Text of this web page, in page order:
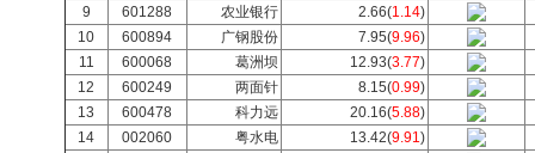
9
601288 农业银行 2.66(1.14)
10
600894 广钢股份 7.95(9.96)
11
600068 葛洲坝 12.93(3.77)
12
600249 两面针 8.15(0.99)
13
600478 科力远 20.16(5.88)
14
002060 粤水电 13.42(9.91)